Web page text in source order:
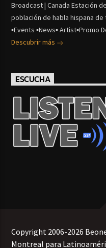
Broadcast | Canada Estación
población de habla hispana
▪Events ▪News▪ Artist▪Promo
Descubrir más
ESCUCHA
Copyright 2006-2026
Montreal para